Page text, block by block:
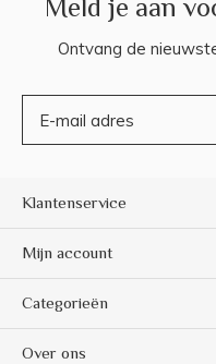
Meld je aan
Ontvang de
Klantenservice
Mijn account
Categorieën
Over ons